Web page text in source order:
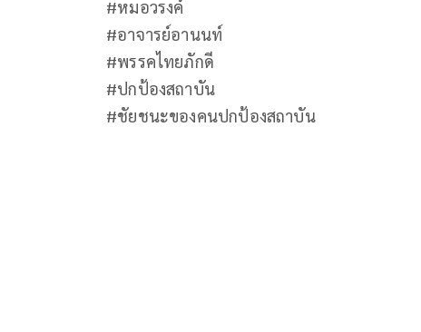
#หมอวรงค์
#อาจารย์อานนท์
#พรรคไทยภักดี
#ปกป้องสถาบัน
#ชัยชนะของคนปกป้องสถาบัน